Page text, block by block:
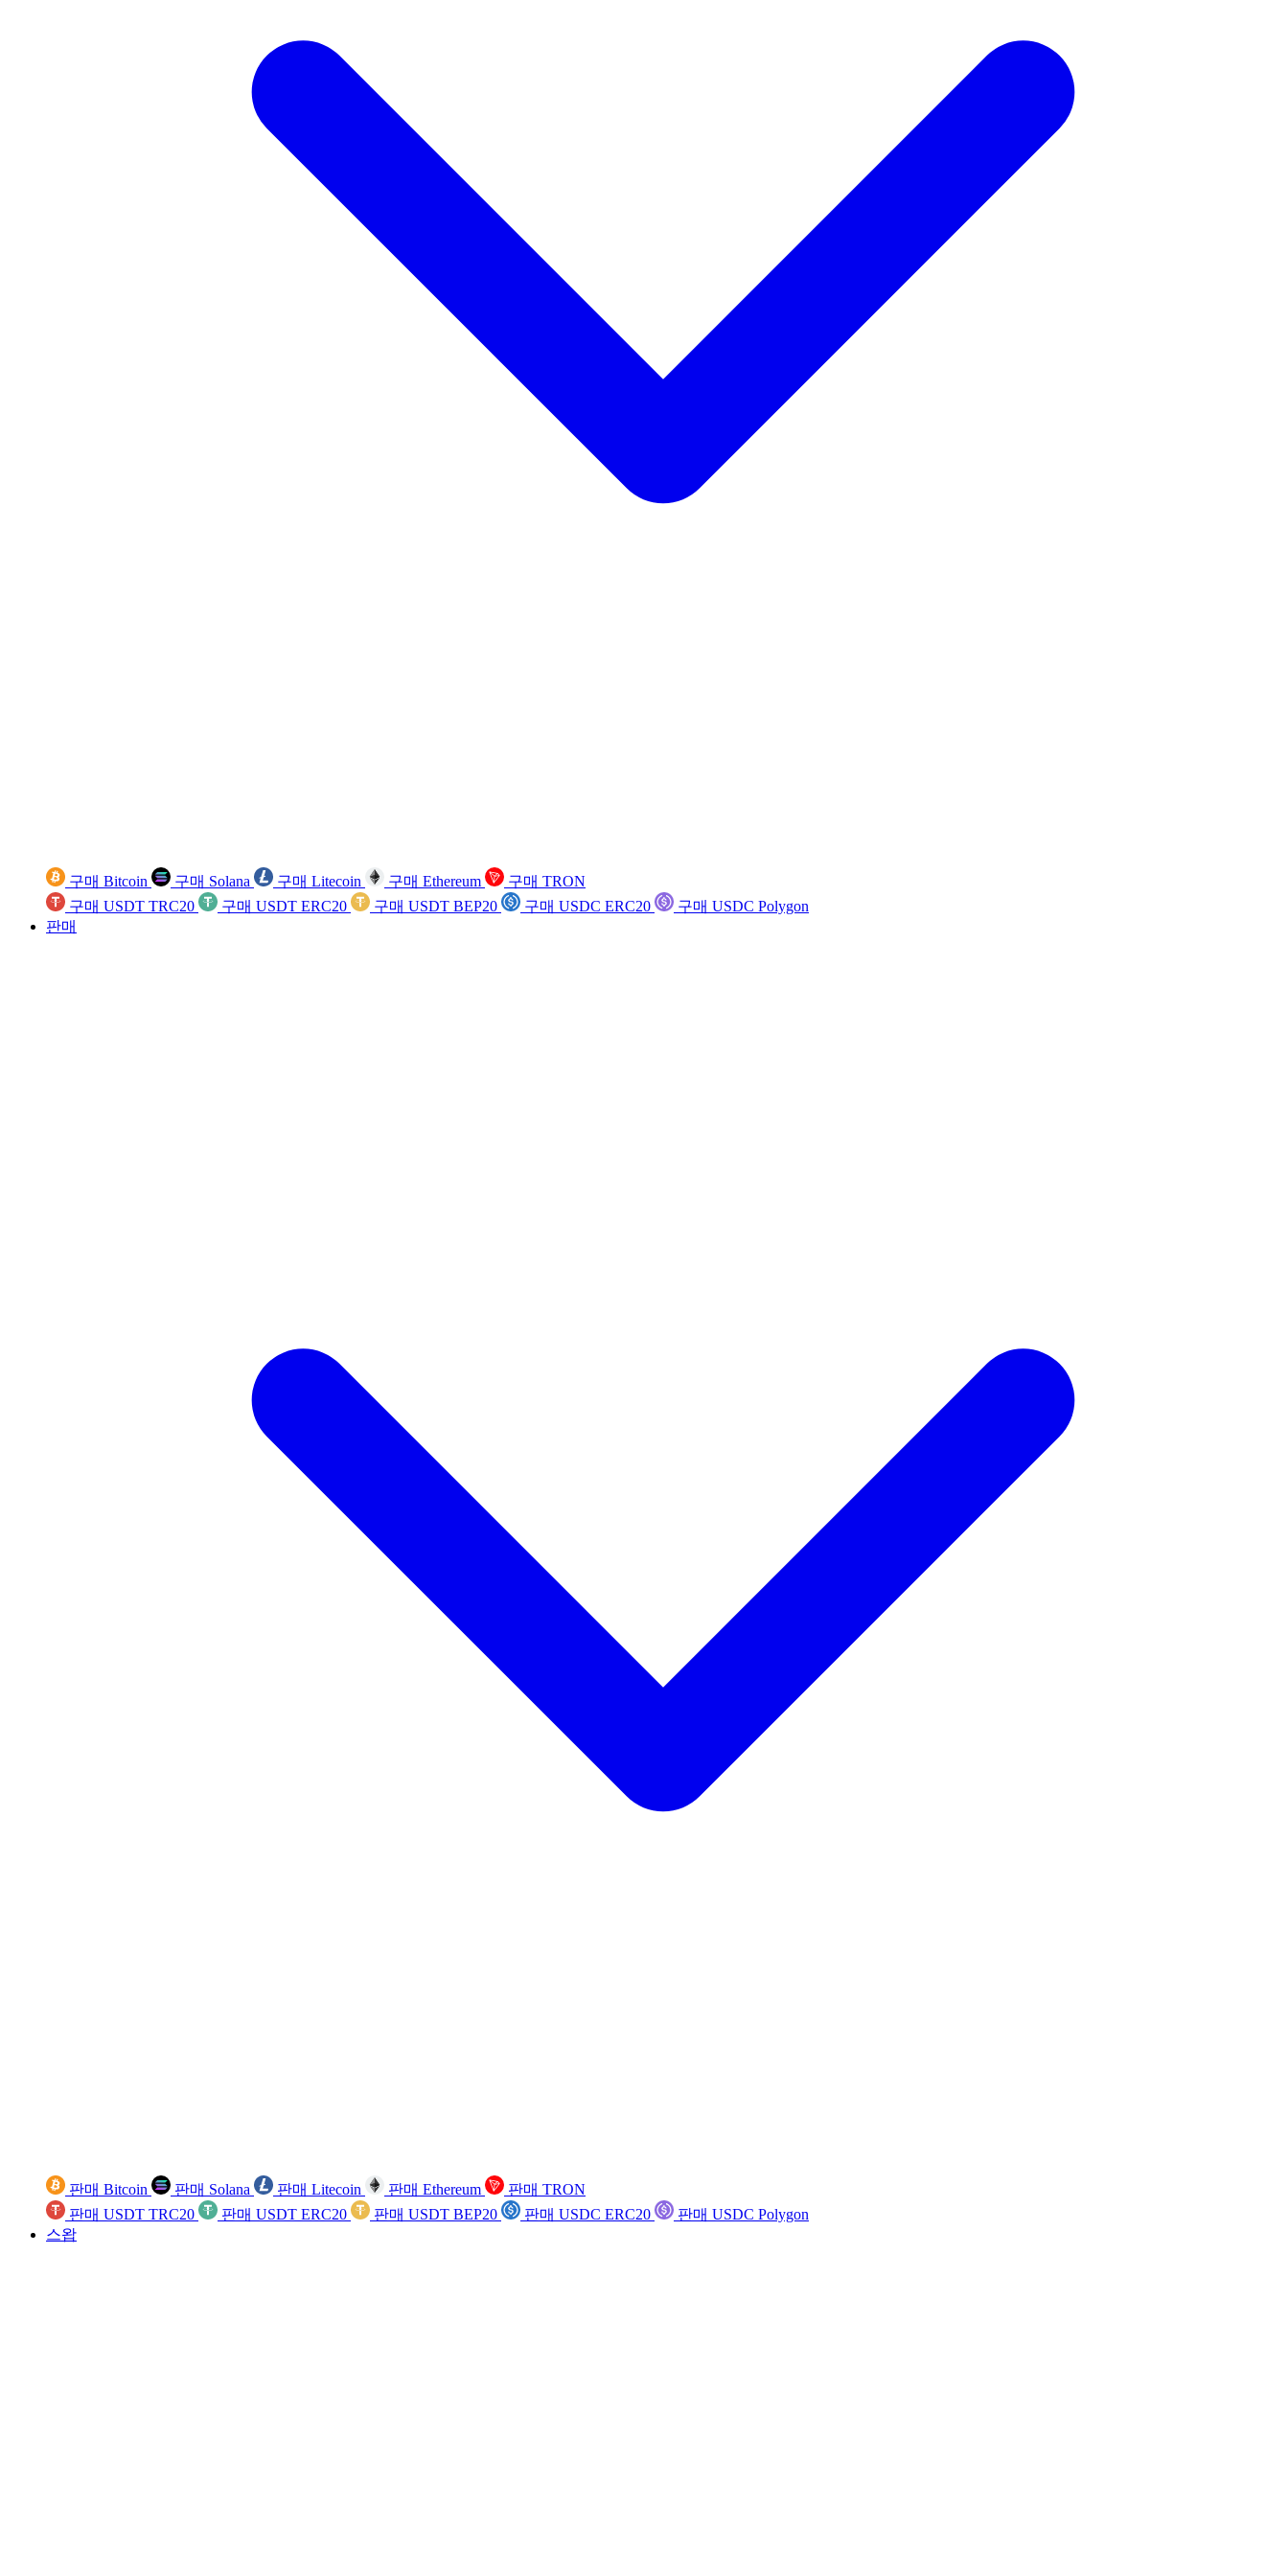
구매 Bitcoin 구매 Solana 구매 Litecoin 구매 Ethereum
구매 TRON
구매 USDT TRC20
구매 USDT ERC20 구매 USDT BEP20 구매 USDC ERC20
구매 USDC Polygon
판매
판매 Bitcoin 판매 Solana 판매 Litecoin 판매 Ethereum
판매 TRON
판매 USDT TRC20
판매 USDT ERC20 판매 USDT BEP20 판매 USDC ERC20
판매 USDC Polygon
스왑